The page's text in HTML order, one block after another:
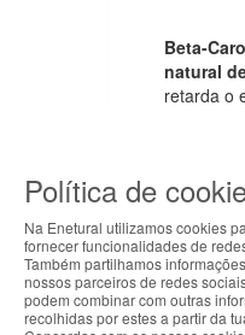
Beta-
natural
retarda o
visão
L-
natural
ABOUT THE
Enetural handles
Política de
Na Enetural utilizamos cookies
fornecer funcionalidades de
Também partilhamos
nossos parceiros de redes
podem combinar com outras
recolhidas por estes a partir da